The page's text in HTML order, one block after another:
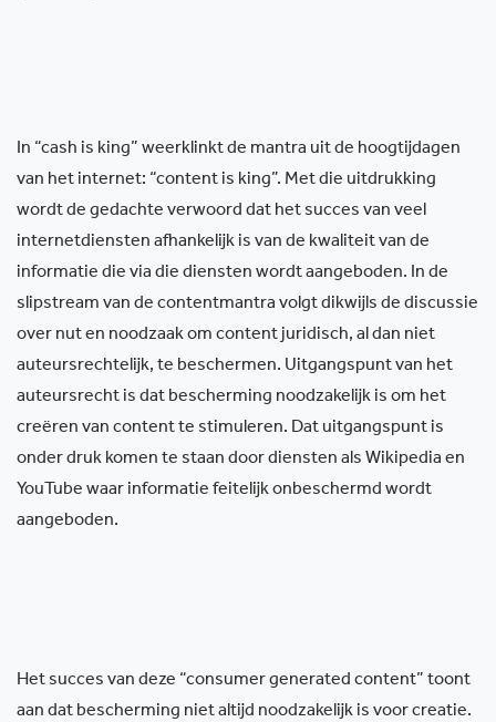
In “cash is king” weerklinkt de mantra uit de hoogtijdagen
van het internet: “content is king”. Met die uitdrukking
wordt de gedachte verwoord dat het succes van veel
internetdiensten afhankelijk is van de kwaliteit van de
informatie die via die diensten wordt aangeboden. In de
slipstream van de contentmantra volgt dikwijls de discussie
over nut en noodzaak om content juridisch, al dan niet
auteursrechtelijk, te beschermen. Uitgangspunt van het
auteursrecht is dat bescherming noodzakelijk is om het
creëren van content te stimuleren. Dat uitgangspunt is
onder druk komen te staan door diensten als Wikipedia en
YouTube waar informatie feitelijk onbeschermd wordt
aangeboden.
Het succes van deze “consumer generated content” toont
aan dat bescherming niet altijd noodzakelijk is voor creatie.